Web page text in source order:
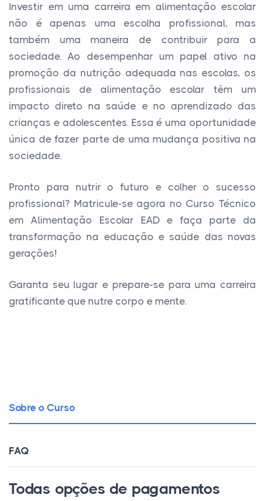
Investir em uma carreira em alimentação escolar
não é apenas uma escolha profissional, mas
também uma maneira de contribuir para a
sociedade. Ao desempenhar um papel ativo na
promoção da nutrição adequada nas escolas, os
profissionais de alimentação escolar têm um
impacto direto na saúde e no aprendizado das
crianças e adolescentes. Essa é uma oportunidade
única de fazer parte de uma mudança positiva na
sociedade.
Pronto para nutrir o futuro e colher o sucesso
profissional? Matricule-se agora no Curso Técnico
em Alimentação Escolar EAD e faça parte da
transformação na educação e saúde das novas
gerações!
Garanta seu lugar e prepare-se para uma carreira
gratificante que nutre corpo e mente.
Sobre o Curso
FAQ
Todas opções de pagamentos